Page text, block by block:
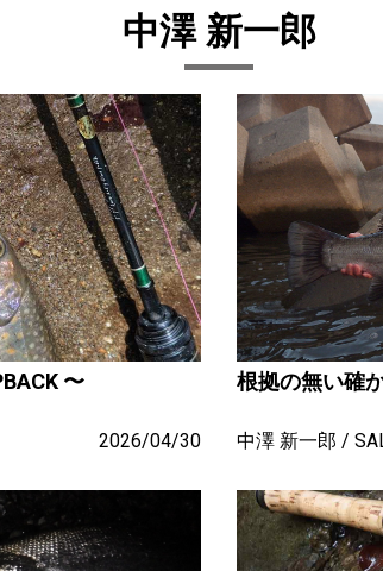
中澤 新一郎
〜
2026/04/30
根拠の無い確
中澤 新一郎